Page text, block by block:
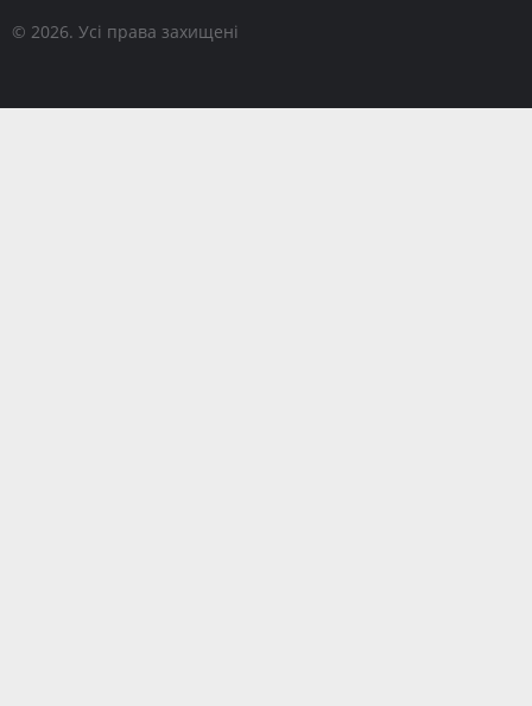
© 2026. Усі права захищені